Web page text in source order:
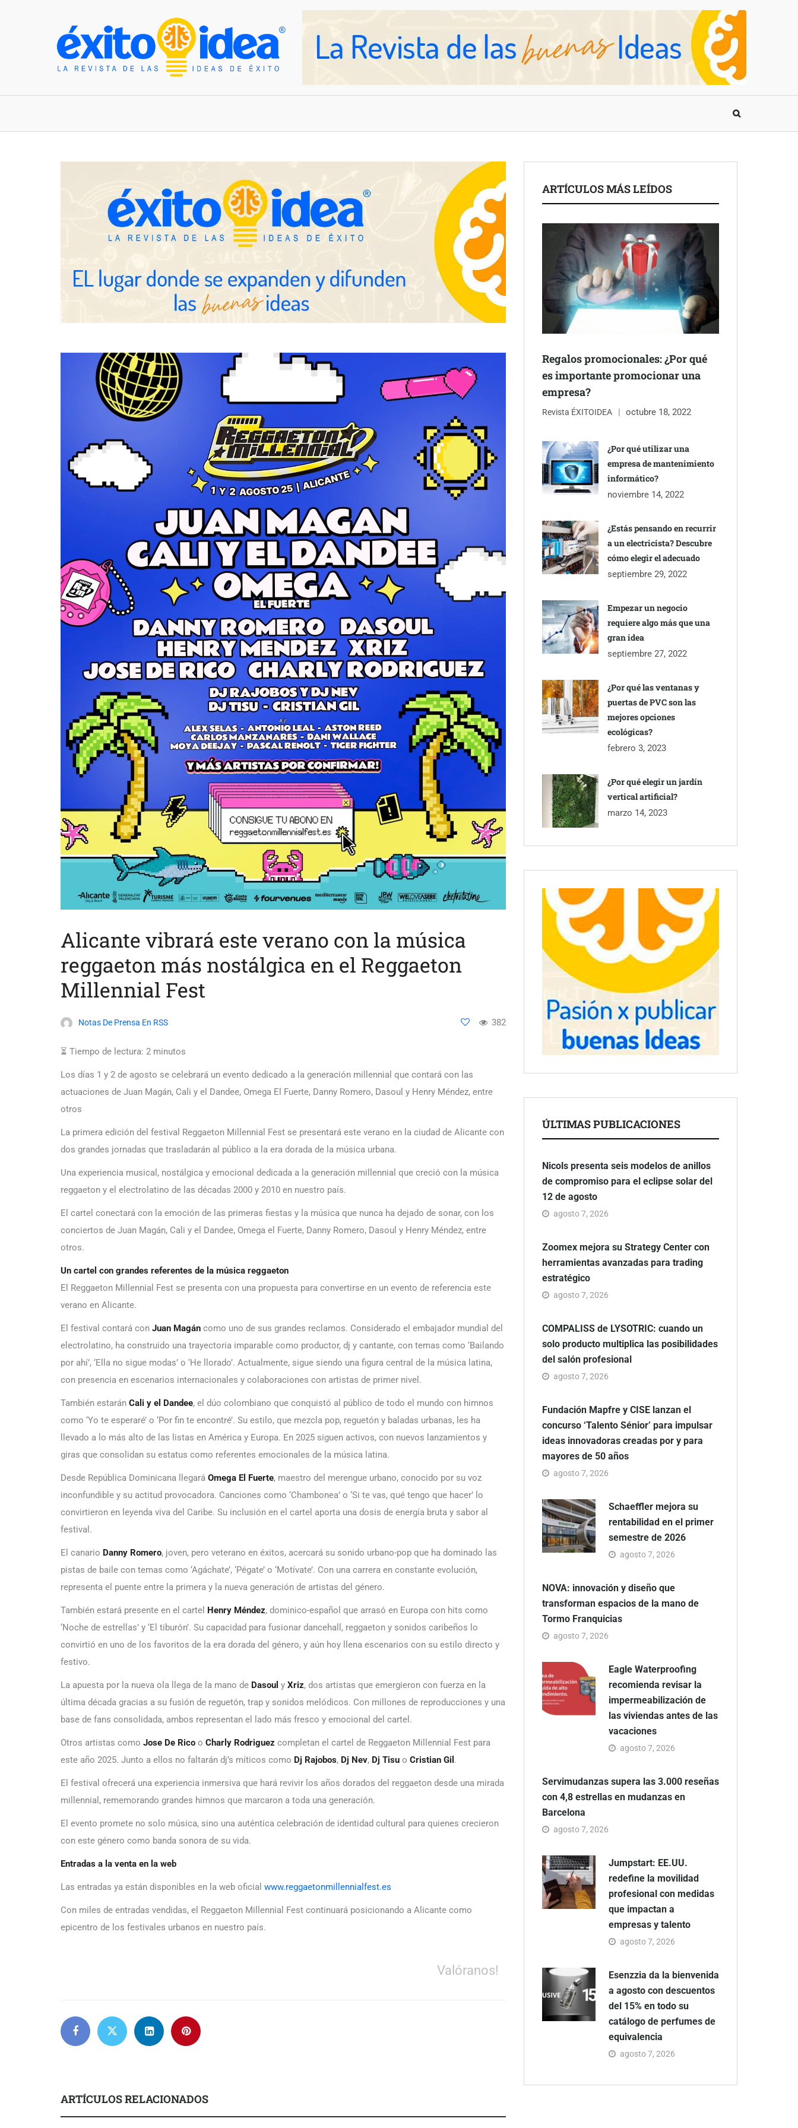
Alicante vibrará este verano con la música
reggaeton más nostálgica en el Reggaeton
Millennial Fest
Notas De Prensa En RSS 382
⏳ Tiempo de lectura: 2 minutos
Los días 1 y 2 de agosto se celebrará un evento dedicado a la generación millennial que contará con las
actuaciones de Juan Magán, Cali y el Dandee, Omega El Fuerte, Danny Romero, Dasoul y Henry Méndez, entre
otros
La primera edición del festival Reggaeton Millennial Fest se presentará este verano en la ciudad de Alicante con
dos grandes jornadas que trasladarán al público a la era dorada de la música urbana.
Una experiencia musical, nostálgica y emocional dedicada a la generación millennial que creció con la música
reggaeton y el electrolatino de las décadas 2000 y 2010 en nuestro país.
El cartel conectará con la emoción de las primeras fiestas y la música que nunca ha dejado de sonar, con los
conciertos de Juan Magán, Cali y el Dandee, Omega el Fuerte, Danny Romero, Dasoul y Henry Méndez, entre
otros.
Un cartel con grandes referentes de la música reggaeton
El Reggaeton Millennial Fest se presenta con una propuesta para convertirse en un evento de referencia este
verano en Alicante.
El festival contará con Juan Magán como uno de sus grandes reclamos. Considerado el embajador mundial del
electrolatino, ha construido una trayectoria imparable como productor, dj y cantante, con temas como ‘Bailando
por ahí’, ‘Ella no sigue modas’ o ‘He llorado’. Actualmente, sigue siendo una figura central de la música latina,
con presencia en escenarios internacionales y colaboraciones con artistas de primer nivel.
También estarán Cali y el Dandee, el dúo colombiano que conquistó al público de todo el mundo con himnos
como ‘Yo te esperaré’ o ‘Por fin te encontré’. Su estilo, que mezcla pop, reguetón y baladas urbanas, les ha
llevado a lo más alto de las listas en América y Europa. En 2025 siguen activos, con nuevos lanzamientos y
giras que consolidan su estatus como referentes emocionales de la música latina.
Desde República Dominicana llegará Omega El Fuerte, maestro del merengue urbano, conocido por su voz
inconfundible y su actitud provocadora. Canciones como ‘Chambonea’ o ‘Si te vas, qué tengo que hacer’ lo
convirtieron en leyenda viva del Caribe. Su inclusión en el cartel aporta una dosis de energía bruta y sabor al
festival.
El canario Danny Romero, joven, pero veterano en éxitos, acercará su sonido urbano-pop que ha dominado las
pistas de baile con temas como ‘Agáchate’, ‘Pégate’ o ‘Motívate’. Con una carrera en constante evolución,
representa el puente entre la primera y la nueva generación de artistas del género.
También estará presente en el cartel Henry Méndez, dominico-español que arrasó en Europa con hits como
‘Noche de estrellas’ y ‘El tiburón’. Su capacidad para fusionar dancehall, reggaeton y sonidos caribeños lo
convirtió en uno de los favoritos de la era dorada del género, y aún hoy llena escenarios con su estilo directo y
festivo.
La apuesta por la nueva ola llega de la mano de Dasoul y Xriz, dos artistas que emergieron con fuerza en la
última década gracias a su fusión de reguetón, trap y sonidos melódicos. Con millones de reproducciones y una
base de fans consolidada, ambos representan el lado más fresco y emocional del cartel.
Otros artistas como Jose De Rico o Charly Rodriguez completan el cartel de Reggaeton Millennial Fest para
este año 2025. Junto a ellos no faltarán dj’s míticos como Dj Rajobos, Dj Nev, Dj Tisu o Cristian Gil .
El festival ofrecerá una experiencia inmersiva que hará revivir los años dorados del reggaeton desde una mirada
millennial, rememorando grandes himnos que marcaron a toda una generación.
El evento promete no solo música, sino una auténtica celebración de identidad cultural para quienes crecieron
con este género como banda sonora de su vida.
Entradas a la venta en la web
Las entradas ya están disponibles en la web oficial www.reggaetonmillennialfest.es
Con miles de entradas vendidas, el Reggaeton Millennial Fest continuará posicionando a Alicante como
epicentro de los festivales urbanos en nuestro país.
Valóranos!
ARTÍCULOS RELACIONADOS
ARTÍCULOS MÁS LEÍDOS
Regalos promocionales: ¿Por qué
es importante promocionar una
empresa?
Revista ÉXITOIDEA octubre 18, 2022
¿Por qué utilizar una
empresa de mantenimiento
informático?
noviembre 14, 2022
¿Estás pensando en recurrir
a un electricista? Descubre
cómo elegir el adecuado
septiembre 29, 2022
Empezar un negocio
requiere algo más que una
gran idea
septiembre 27, 2022
¿Por qué las ventanas y
puertas de PVC son las
mejores opciones
ecológicas?
febrero 3, 2023
¿Por qué elegir un jardín
vertical artificial?
marzo 14, 2023
ÚLTIMAS PUBLICACIONES
Nicols presenta seis modelos de anillos
de compromiso para el eclipse solar del
12 de agosto
agosto 7, 2026
Zoomex mejora su Strategy Center con
herramientas avanzadas para trading
estratégico
agosto 7, 2026
COMPALISS de LYSOTRIC: cuando un
solo producto multiplica las posibilidades
del salón profesional
agosto 7, 2026
Fundación Mapfre y CISE lanzan el
concurso ‘Talento Sénior’ para impulsar
ideas innovadoras creadas por y para
mayores de 50 años
agosto 7, 2026
Schaeffler mejora su
rentabilidad en el primer
semestre de 2026
agosto 7, 2026
NOVA: innovación y diseño que
transforman espacios de la mano de
Tormo Franquicias
agosto 7, 2026
Eagle Waterproofing
recomienda revisar la
impermeabilización de
las viviendas antes de las
vacaciones
agosto 7, 2026
Servimudanzas supera las 3.000 reseñas
con 4,8 estrellas en mudanzas en
Barcelona
agosto 7, 2026
Jumpstart: EE.UU.
redefine la movilidad
profesional con medidas
que impactan a
empresas y talento
agosto 7, 2026
Esenzzia da la bienvenida
a agosto con descuentos
del 15% en todo su
catálogo de perfumes de
equivalencia
agosto 7, 2026